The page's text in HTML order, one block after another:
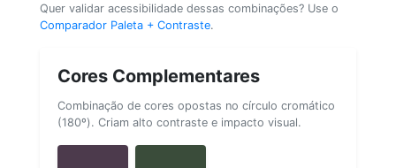
Quer validar acessibilidade dessas combinações? Use o
Comparador Paleta + Contraste.
Cores Complementares
Combinação de cores opostas no círculo cromático
(180º). Criam alto contraste e impacto visual.